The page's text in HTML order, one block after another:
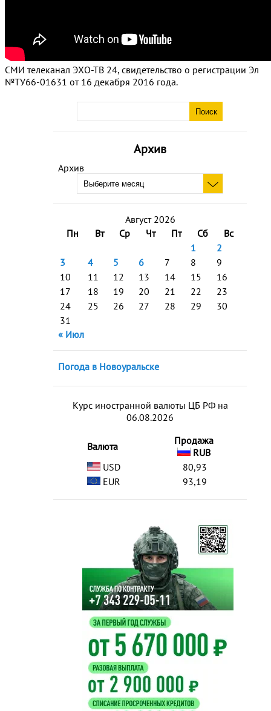
Архив
Архив
Август 2026
Пн
Вт Ср Чт Пт Сб
Вс
1
2
3
4 5 6 7 8
9
10
11 12 13 14 15
16
17
18 19 20 21 22
23
24
25 26 27 28 29
30
31
« Июл
Погода в Новоуральске
Курс иностранной валюты ЦБ РФ на
06.08.2026
Валюта
Продажа
RUB
USD
80,93
EUR
93,19
СМИ телеканал ЭХО-ТВ 24, свидетельство о регистрации Эл
№ТУ66-01631 от 16 декабря 2016 года.